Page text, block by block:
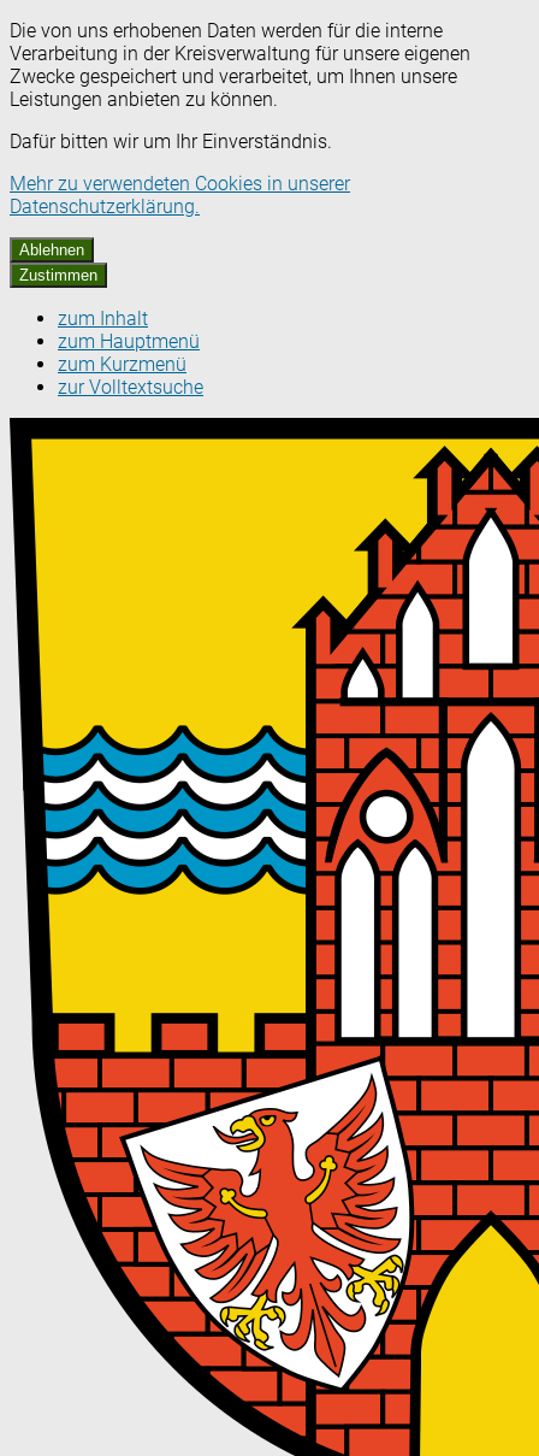
Die von uns erhobenen Daten werden für die interne
Verarbeitung in der Kreisverwaltung für unsere eigenen
Zwecke gespeichert und verarbeitet, um Ihnen unsere
Leistungen anbieten zu können.
Dafür bitten wir um Ihr Einverständnis.
Mehr zu verwendeten Cookies in unserer
Datenschutzerklärung.
Ablehnen
Zustimmen
zum Inhalt
zum Hauptmenü
zum Kurzmenü
zur Volltextsuche